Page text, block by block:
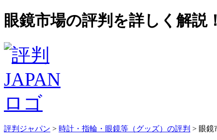
眼鏡市場の評判を詳しく解説
評判ジャパン > 時計・指輪・眼鏡等（グッズ）の評判 > 眼鏡